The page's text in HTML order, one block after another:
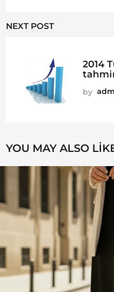
NEXT POST
2014
by
YOU MAY ALSO